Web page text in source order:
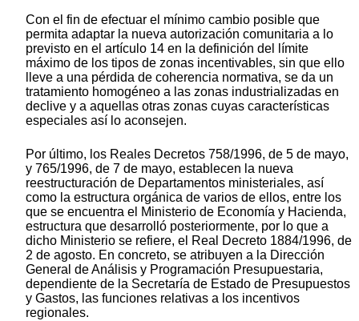
Con el fin de efectuar el mínimo cambio posible que
permita adaptar la nueva autorización comunitaria a lo
previsto en el artículo 14 en la definición del límite
máximo de los tipos de zonas incentivables, sin que ello
lleve a una pérdida de coherencia normativa, se da un
tratamiento homogéneo a las zonas industrializadas en
declive y a aquellas otras zonas cuyas características
especiales así lo aconsejen.
Por último, los Reales Decretos 758/1996, de 5 de mayo,
y 765/1996, de 7 de mayo, establecen la nueva
reestructuración de Departamentos ministeriales, así
como la estructura orgánica de varios de ellos, entre los
que se encuentra el Ministerio de Economía y Hacienda,
estructura que desarrolló posteriormente, por lo que a
dicho Ministerio se refiere, el Real Decreto 1884/1996, de
2 de agosto. En concreto, se atribuyen a la Dirección
General de Análisis y Programación Presupuestaria,
dependiente de la Secretaría de Estado de Presupuestos
y Gastos, las funciones relativas a los incentivos
regionales.